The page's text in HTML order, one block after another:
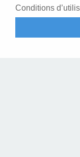
Conditions